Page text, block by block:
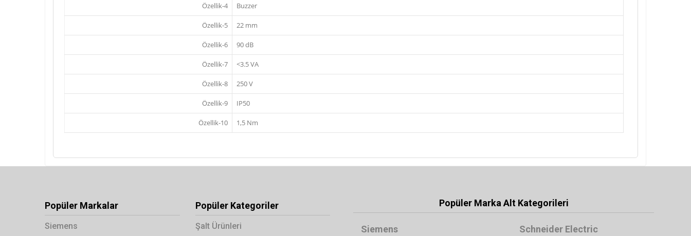
Özellik-4 Buzzer
Özellik-5 22 mm
Özellik-6 90 dB
Özellik-7 <3.5 VA
Özellik-8 250 V
Özellik-9 IP50
Özellik-10 1,5 Nm
Popüler Markalar
Siemens
Popüler Kategoriler
Şalt Ürünleri
Popüler Marka Alt Kategorileri
Siemens Schneider Electric